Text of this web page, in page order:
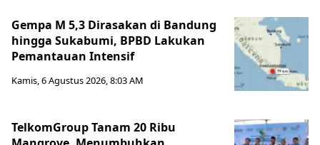
Gempa M 5,3 Dirasakan di Bandung
hingga Sukabumi, BPBD Lakukan
Pemantauan Intensif
Kamis, 6 Agustus 2026, 8:03 AM
TelkomGroup Tanam 20 Ribu